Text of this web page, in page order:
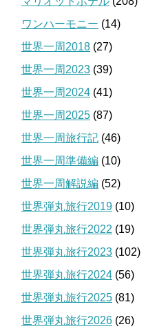
ワンハーモニー (14)
世界一周2018 (27)
世界一周2023 (39)
世界一周2024 (41)
世界一周2025 (87)
世界一周旅行記 (46)
世界一周準備編 (10)
世界一周解説編 (52)
世界弾丸旅行2019 (10)
世界弾丸旅行2022 (19)
世界弾丸旅行2023 (102)
世界弾丸旅行2024 (56)
世界弾丸旅行2025 (81)
世界弾丸旅行2026 (26)